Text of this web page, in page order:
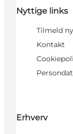
Nyttige links
Tilmeld
Kontakt
Erhverv